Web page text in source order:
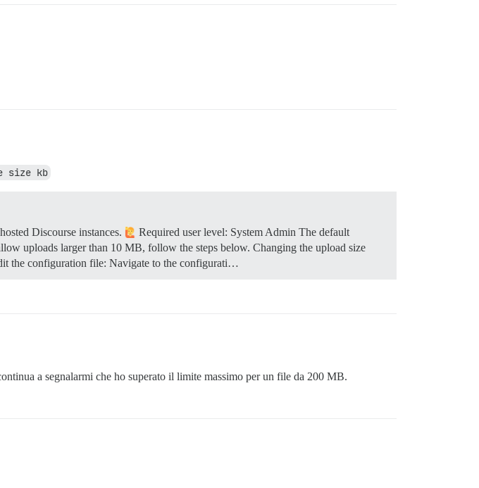
size kb
Discourse instances.
Required user level: System Admin The default
uploads larger than 10 MB, follow the steps below. Changing the upload size
the configuration file: Navigate to the configurati…
a segnalarmi che ho superato il limite massimo per un file da 200 MB.